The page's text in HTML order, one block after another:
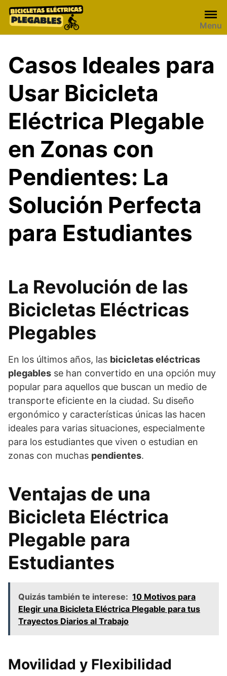
Skip
Menu
Casos Ideales para
Usar Bicicleta
Eléctrica Plegable
en Zonas con
Pendientes: La
Solución Perfecta
para Estudiantes
La Revolución de las
Bicicletas Eléctricas
Plegables
En los últimos años, las bicicletas eléctricas
plegables se han convertido en una opción muy
popular para aquellos que buscan un medio de
transporte eficiente en la ciudad. Su diseño
ergonómico y características únicas las hacen
ideales para varias situaciones, especialmente
para los estudiantes que viven o estudian en
zonas con muchas pendientes.
Ventajas de una
Bicicleta Eléctrica
Plegable para
Estudiantes
Quizás también te interese: 10 Motivos para
Elegir una Bicicleta Eléctrica Plegable para tus
Trayectos Diarios al Trabajo
Movilidad y Flexibilidad